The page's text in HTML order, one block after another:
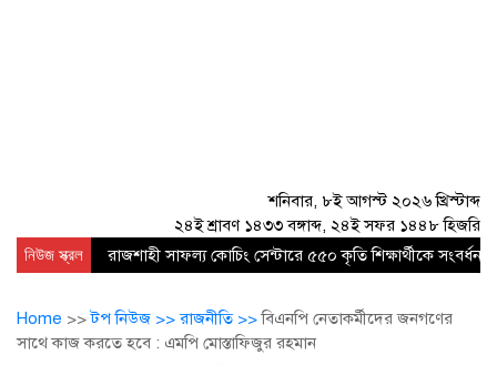
শনিবার, ৮ই আগস্ট ২০২৬ খ্রিস্টাব্দ
২৪ই শ্রাবণ ১৪৩৩ বঙ্গাব্দ, ২৪ই সফর ১৪৪৮ হিজরি
নিউজ স্ক্রল রাজশাহী সাফল্য কোচিং সেন্টারে ৫৫০ কৃতি শিক্ষার্থীকে সংবর্ধনা
Home >>টপ নিউজ >>রাজনীতি >>বিএনপি নেতাকর্মীদের জনগণের
সাথে কাজ করতে হবে : এমপি মোস্তাফিজুর রহমান